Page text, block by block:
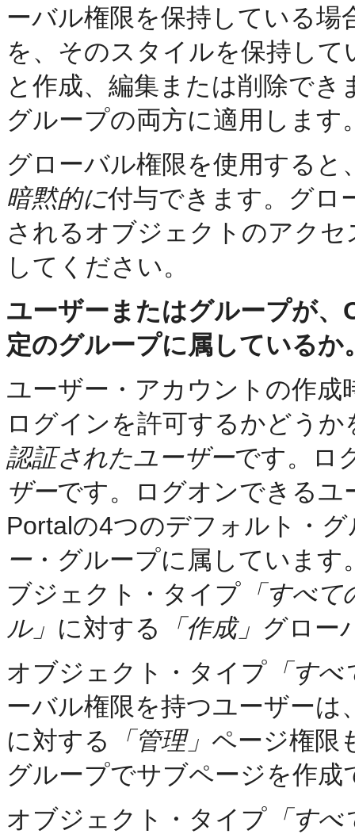
ーバル権限を保持している
を、そのスタイルを保持し
と作成、編集または削除で
グループの両方に適用します
グローバル権限を使用する
暗黙的に付与できます。グロ
されるオブジェクトのアク
してください。
ユーザーまたはグループが
定のグループに属しているか
ユーザー・アカウントの作
ログインを許可するかどう
認証されたユーザーです。ロ
ザーです。ログオンできるユ
Portalの4つのデフォルト・
ー・グループに属しています
ブジェクト・タイプ 「すべ
ル」 に対する 「作成」 グロー
オブジェクト・タイプ 「す
ーバル権限を持つユーザー
に対する
「管理」 ページ権限
グループでサブページを作成
オブジェクト・タイプ 「す